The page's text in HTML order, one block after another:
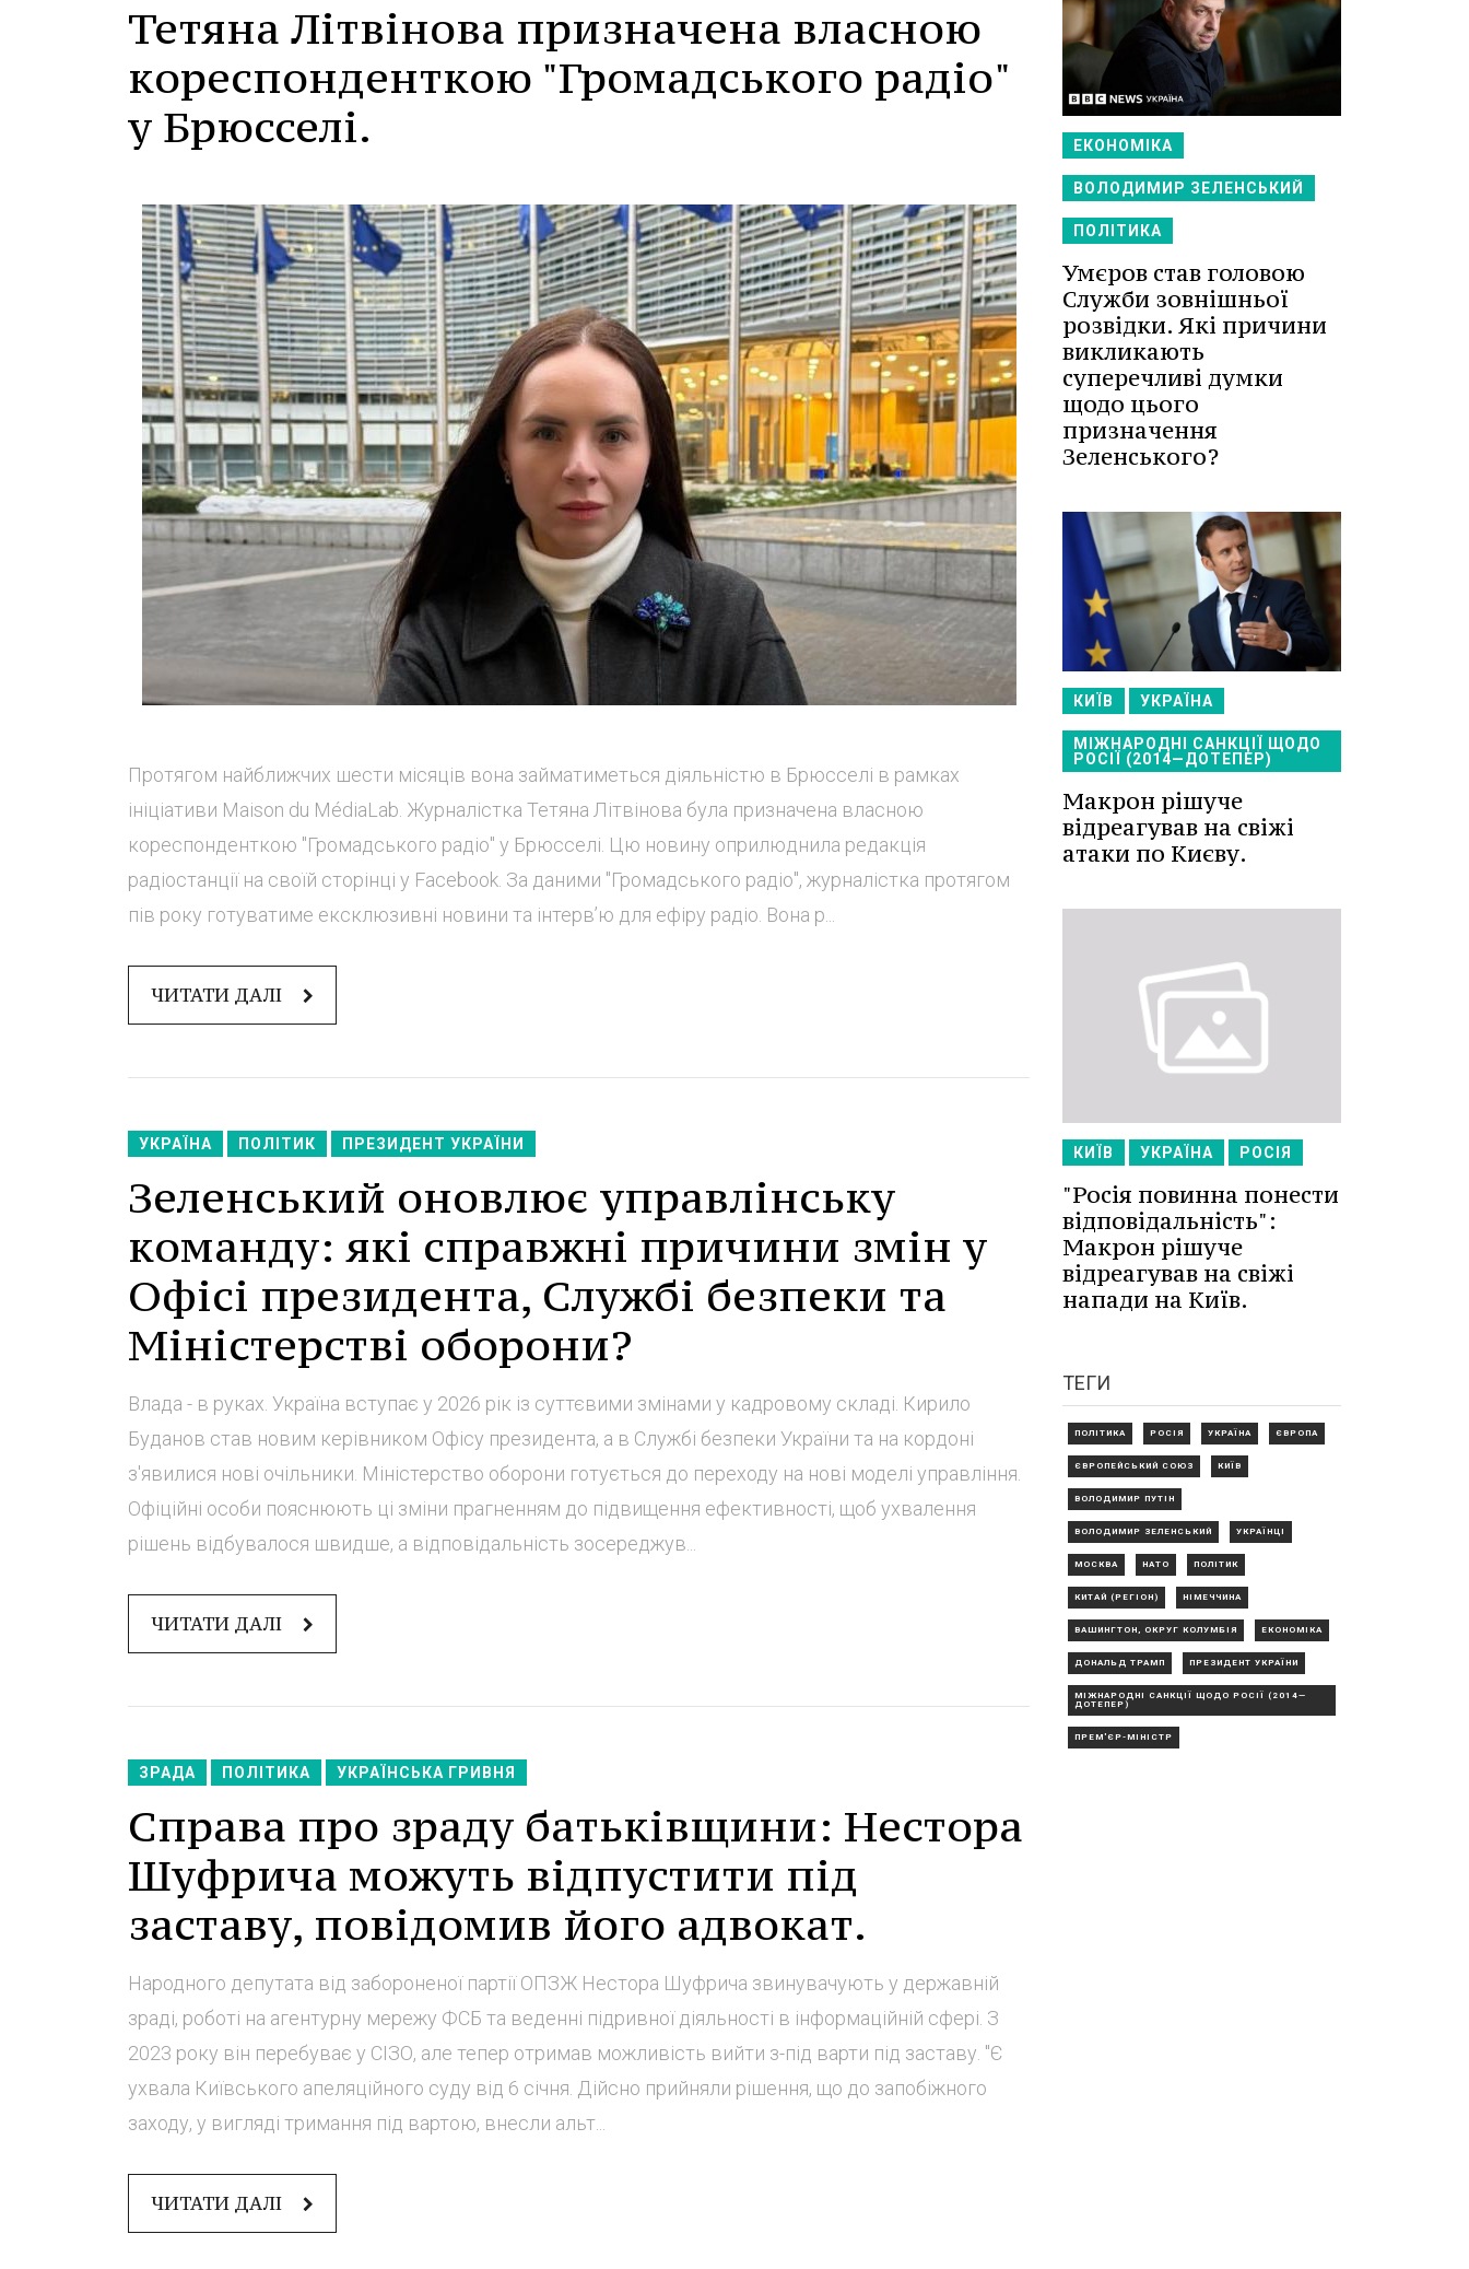
Тетяна Літвінова призначена власною
кореспонденткою "Громадського радіо"
у Брюсселі.
Протягом найближчих шести місяців вона займатиметься діяльністю в Брюсселі в рамках
ініціативи Maison du MédiaLab. Журналістка Тетяна Літвінова була призначена власною
кореспонденткою "Громадського радіо" у Брюсселі. Цю новину оприлюднила редакція
радіостанції на своїй сторінці у Facebook. За даними "Громадського радіо", журналістка протягом
пів року готуватиме ексклюзивні новини та інтервʼю для ефіру радіо. Вона р...
ЧИТАТИ ДАЛІ
УКРАЇНА ПОЛІТИК ПРЕЗИДЕНТ УКРАЇНИ
Зеленський оновлює управлінську
команду: які справжні причини змін у
Офісі президента, Службі безпеки та
Міністерстві оборони?
Влада - в руках. Україна вступає у 2026 рік із суттєвими змінами у кадровому складі. Кирило
Буданов став новим керівником Офісу президента, а в Службі безпеки України та на кордоні
з'явилися нові очільники. Міністерство оборони готується до переходу на нові моделі управління.
Офіційні особи пояснюють ці зміни прагненням до підвищення ефективності, щоб ухвалення
рішень відбувалося швидше, а відповідальність зосереджув...
ЧИТАТИ ДАЛІ
ЗРАДА ПОЛІТИКА УКРАЇНСЬКА ГРИВНЯ
Справа про зраду батьківщини: Нестора
Шуфрича можуть відпустити під
заставу, повідомив його адвокат.
Народного депутата від забороненої партії ОПЗЖ Нестора Шуфрича звинувачують у державній
зраді, роботі на агентурну мережу ФСБ та веденні підривної діяльності в інформаційній сфері. З
2023 року він перебуває у СІЗО, але тепер отримав можливість вийти з-під варти під заставу. "Є
ухвала Київського апеляційного суду від 6 січня. Дійсно прийняли рішення, що до запобіжного
заходу, у вигляді тримання під вартою, внесли альт...
ЧИТАТИ ДАЛІ
ЕКОНОМІКА
ВОЛОДИМИР ЗЕЛЕНСЬКИЙ
ПОЛІТИКА
Умєров став головою
Служби зовнішньої
розвідки. Які причини
викликають
суперечливі думки
щодо цього
призначення
Зеленського?
КИЇВ УКРАЇНА
МІЖНАРОДНІ САНКЦІЇ ЩОДО
РОСІЇ (2014—ДОТЕПЕР)
Макрон рішуче
відреагував на свіжі
атаки по Києву.
КИЇВ УКРАЇНА РОСІЯ
"Росія повинна понести
відповідальність":
Макрон рішуче
відреагував на свіжі
напади на Київ.
ТЕГИ
ПОЛІТИКА РОСІЯ УКРАЇНА ЄВРОПА
ЄВРОПЕЙСЬКИЙ СОЮЗ КИЇВ
ВОЛОДИМИР ПУТІН
ВОЛОДИМИР ЗЕЛЕНСЬКИЙ УКРАЇНЦІ
МОСКВА НАТО ПОЛІТИК
КИТАЙ (РЕГІОН) НІМЕЧЧИНА
ВАШИНГТОН, ОКРУГ КОЛУМБІЯ ЕКОНОМІКА
ДОНАЛЬД ТРАМП ПРЕЗИДЕНТ УКРАЇНИ
МІЖНАРОДНІ САНКЦІЇ ЩОДО РОСІЇ (2014—
ДОТЕПЕР)
ПРЕМ'ЄР-МІНІСТР